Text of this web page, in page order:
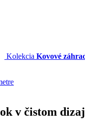
Kolekcia Kovové
v čistom